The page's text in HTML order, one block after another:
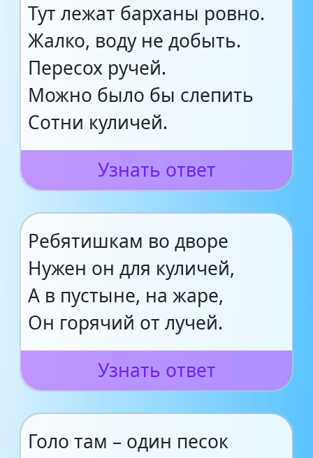
Тут лежат барханы ровно.
Жалко, воду не добыть.
Пересох ручей.
Можно было бы слепить
Сотни куличей.
Узнать ответ
Ребятишкам во дворе
Нужен он для куличей,
А в пустыне, на жаре,
Он горячий от лучей.
Узнать ответ
Голо там – один песок